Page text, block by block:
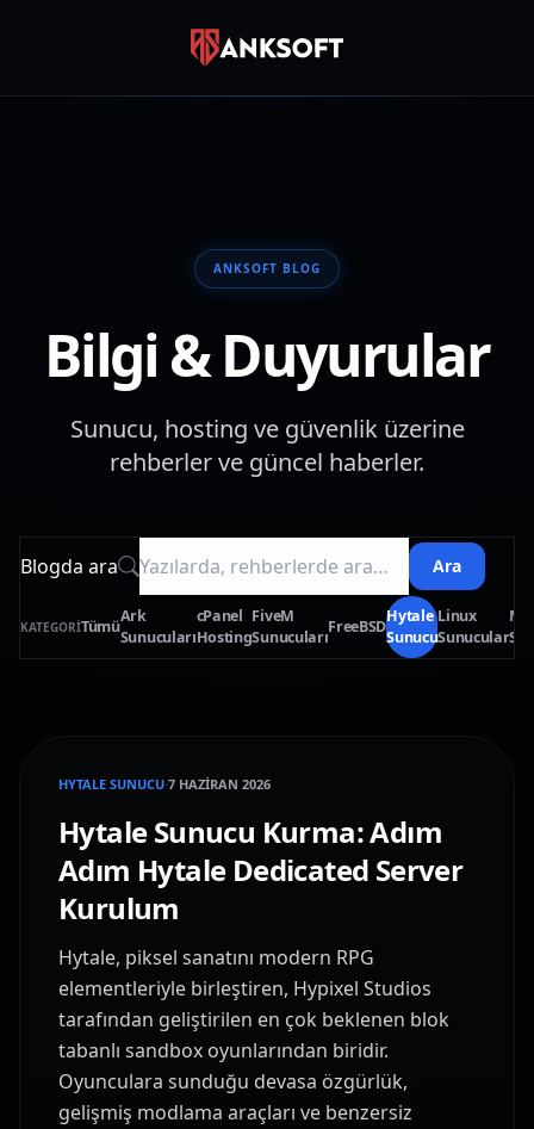
ANKSOFT BLOG
Bilgi & Duyurular
Sunucu, hosting ve güvenlik üzerine
rehberler ve güncel haberler.
Blogda ara Ara
KATEGORITümü
Ark
Sunucuları
cPanel
Hosting
FiveM
Sunucuları
FreeBSD
Hytale
Sunucu
Linux
Sunucular
HYTALE SUNUCU·7 HAZIRAN 2026
Hytale Sunucu Kurma: Adım
Adım Hytale Dedicated Server
Kurulum
Hytale, piksel sanatını modern RPG
elementleriyle birleştiren, Hypixel Studios
tarafından geliştirilen en çok beklenen blok
tabanlı sandbox oyunlarından biridir.
Oyunculara sunduğu devasa özgürlük,
gelişmiş modlama araçları ve benzersiz
SIZE NASIL YARDIMCI OLALIM?
Ticket oluştur